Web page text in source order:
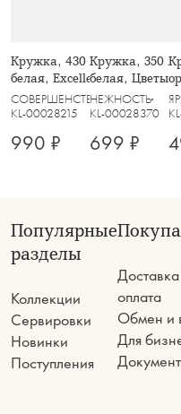
Кружка, 430 мл, 2 шт,
белая, Excellence
СОВЕРШЕНСТВО
KL-00028215
990 ₽
Кружка, 350
белая, Цветы
НЕЖНОСТЬ
KL-00028370
699 ₽
Популярные
разделы
Коллекции
Сервировки
Новинки
Поступления
оплата
Обмен и
Для